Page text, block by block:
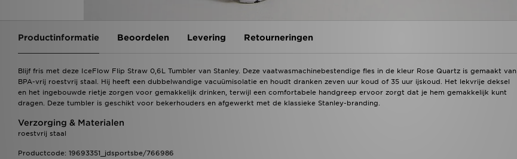
Productinformatie Beoordelen Levering Retourneringen
Blijf fris met deze IceFlow Flip Straw 0,6L Tumbler van Stanley. Deze vaatwasmachinebestendige fles in de kleur Rose Quartz is gemaakt van
BPA-vrij roestvrij staal. Hij heeft een dubbelwandige vacuümisolatie en houdt dranken zeven uur koud of 35 uur ijskoud. Het lekvrije deksel
en het ingebouwde rietje zorgen voor gemakkelijk drinken, terwijl een comfortabele handgreep ervoor zorgt dat je hem gemakkelijk kunt
dragen. Deze tumbler is geschikt voor bekerhouders en afgewerkt met de klassieke Stanley-branding.
Verzorging & Materialen
roestvrij staal
Productcode: 19693351_jdsportsbe/766986